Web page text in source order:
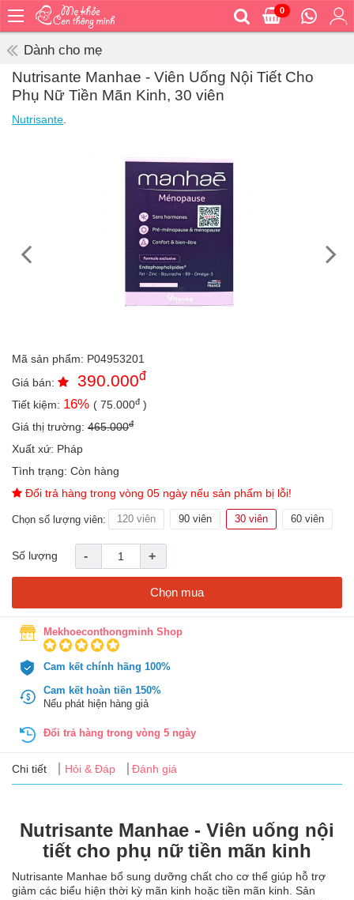
0
Bé
ăn
vệ
ngoài
an
toàn
Bé
tắm
Bé
mà
học
Dành
Dành
Đồ
dùng
trong
nhà
tức
FAQ
Dành cho mẹ
Nutrisante Manhae - Viên Uống Nội Tiết Cho
Phụ Nữ Tiền Mãn Kinh, 30 viên
Nutrisante
Mã sản phẩm: P04953201
Giá bán:
390.000đ
Tiết kiệm: 16% ( 75.000đ )
Giá thị trường: 465.000đ
Xuất xứ: Pháp
Tình trạng: Còn hàng
Đổi trả hàng trong vòng 05 ngày nếu sản phẩm bị lỗi!
Chọn số lượng viên: 120 viên 90 viên 30 viên 60 viên
Số lượng - +
Chọn mua
Mekhoeconthongminh Shop
Cam kết chính hãng 100%
Cam kết hoàn tiền 150%
Nếu phát hiện hàng giả
Đổi trả hàng trong vòng 5 ngày
Chi tiết Hỏi & Đáp Đánh giá
Nutrisante Manhae - Viên uống nội
tiết cho phụ nữ tiền mãn kinh
Nutrisante Manhae bổ sung dưỡng chất cho cơ thể giúp hỗ trợ
giảm các biểu hiện thời kỳ mãn kinh hoặc tiền mãn kinh. Sản